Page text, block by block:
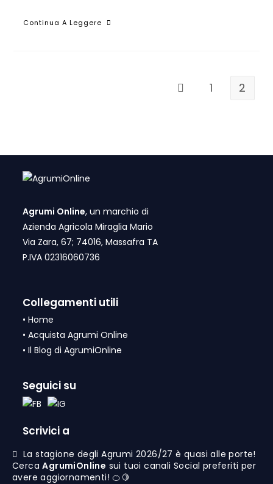
La stagione degli Agrumi 2026/27 è quasi alle porte!
CercaAgrumiOnline sui tuoi canali Social preferiti per
avere aggiornamenti! 🍊🍋
Continua A Leggere Infestazione
Vai alla pagina
1 2
Agrumi Online, un marchio di
Azienda Agricola Miraglia Mario
Via Zara, 67; 74016, Massafra TA
P.IVA 02316060736
Collegamenti utili
•Home
•Acquista Agrumi Online
•Il Blog di AgrumiOnline
Seguici su
Scrivici a
info@agrumi.online